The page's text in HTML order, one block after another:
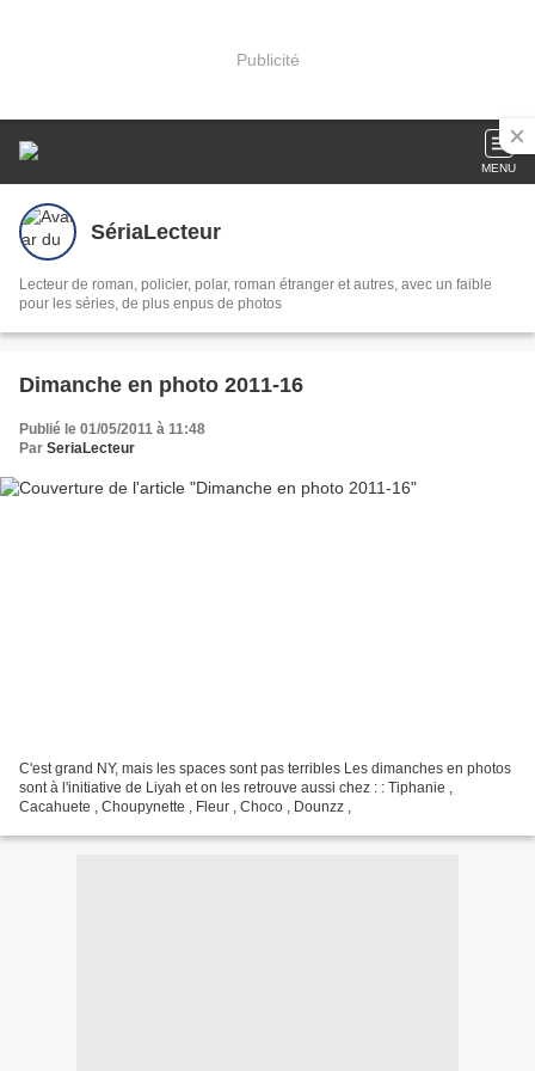
Publicité
MENU
SériaLecteur
Lecteur de roman, policier, polar, roman étranger et autres, avec un faible
pour les séries, de plus enpus de photos
Dimanche en photo 2011-16
Publié le 01/05/2011 à 11:48
Par SeriaLecteur
C'est grand NY, mais les spaces sont pas terribles Les dimanches en photos
sont à l'initiative de Liyah et on les retrouve aussi chez : : Tiphanie ,
Cacahuete , Choupynette , Fleur , Choco , Dounzz ,